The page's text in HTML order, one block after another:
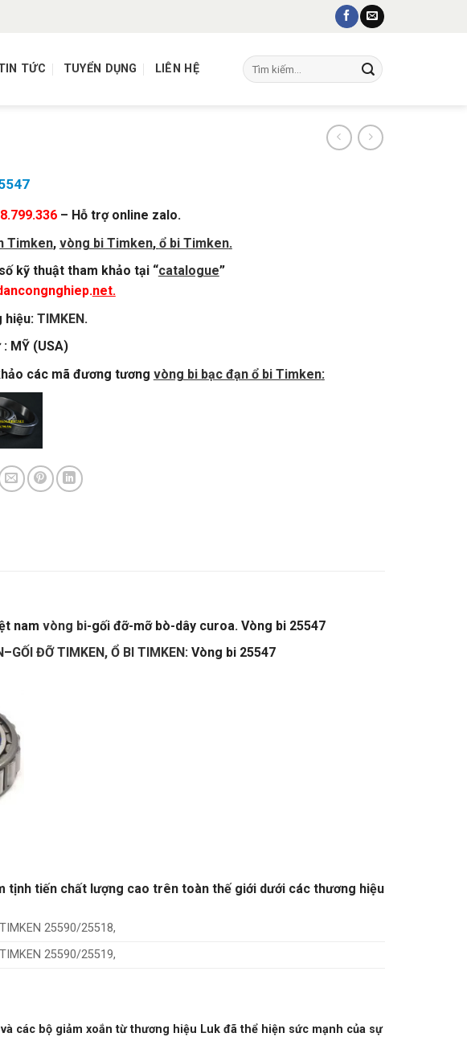
TỨC TUYỂN DỤNG LIÊN HỆ
Tìm
kiếm:
– Hỗ trợ online zalo.
Timken, vòng bi Timken, ổ bi Timken.
kỹ thuật tham khảo tại “catalogue”
net.
hiệu: TIMKEN.
MỸ (USA)
các mã đương tương vòng bi bạc đạn ổ bi Timken:
nam vòng bi-gối đỡ-mỡ bò-dây curoa. Vòng bi 25547
–GỐI ĐỠ TIMKEN, Ổ BI TIMKEN: Vòng bi 25547
tịnh tiến chất lượng cao trên toàn thế giới dưới các thương hiệu
25590/25518,
25590/25519,
các bộ giảm xoắn từ thương hiệu Luk đã thể hiện sức mạnh của sự